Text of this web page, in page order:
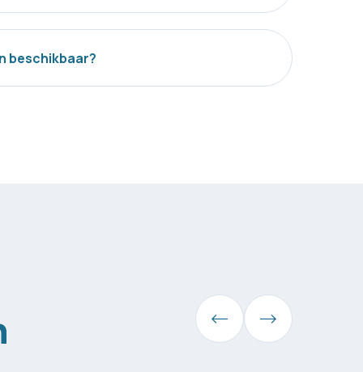
beschikbaar?